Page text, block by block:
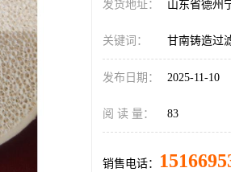
发货地址： 山东省德州
关键词： 甘南铸造过
发布日期： 2025-11-10
阅 读 量： 83
销售电话：